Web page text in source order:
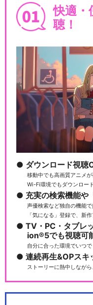
快適・
聴！
ダウンロード視聴
移動中でも高画質アニメ
Wi-Fi環境でもダウンロー
充実の検索機能や
声優検索など独自の機能
「気になる」登録で、新
TV・PC・タブレ
ion®5でも視聴可
自分に合った環境でいつ
連続再生&OPスキ
ストーリーに熱中しなが